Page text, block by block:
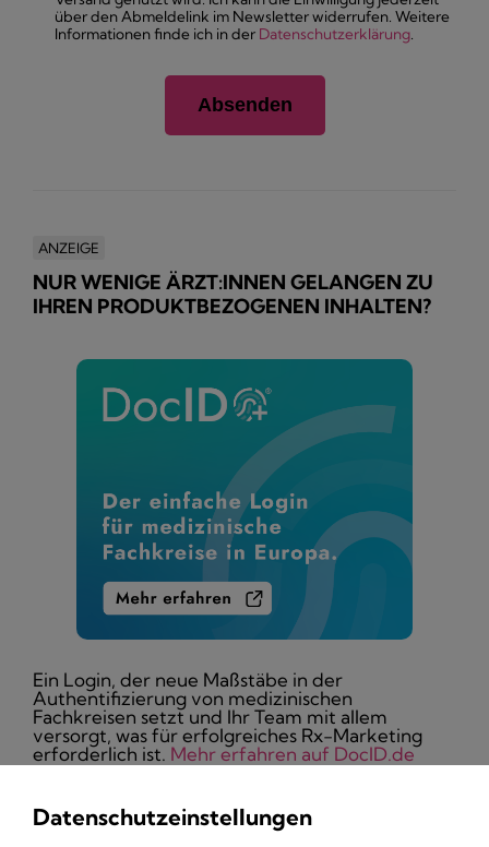
über den Abmeldelink im Newsletter widerrufen. Weitere
Informationen finde ich in der Datenschutzerklärung
ANZEIGE
NUR WENIGE ÄRZT:INNEN GELANGEN ZU
IHREN PRODUKTBEZOGENEN INHALTEN?
Ein Login, der neue Maßstäbe in der
Authentifizierung von medizinischen
Fachkreisen setzt und Ihr Team mit allem
versorgt, was für erfolgreiches Rx-Marketing
erforderlich ist. Mehr erfahren auf DocID.de
Datenschutzeinstellungen